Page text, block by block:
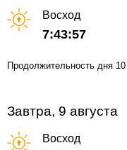
Восход
7:43:57
Продолжительность дня
Завтра, 9 августа
Восход